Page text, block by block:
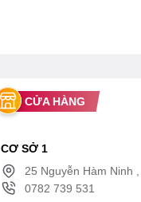
CỬA HÀNG
CƠ SỞ 1
25 Nguyễn Hàm Ninh
0782 739 531